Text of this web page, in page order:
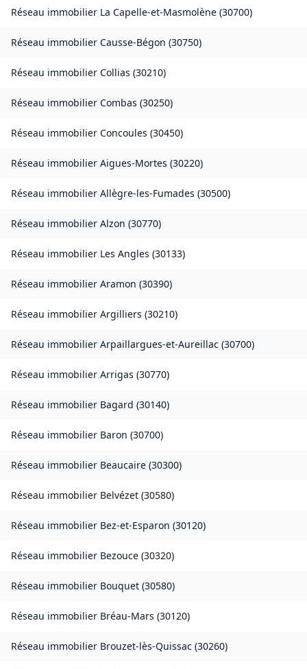
Réseau immobilier La Capelle-et-Masmolène (30700)
Réseau immobilier Causse-Bégon (30750)
Réseau immobilier Collias (30210)
Réseau immobilier Combas (30250)
Réseau immobilier Concoules (30450)
Réseau immobilier Aigues-Mortes (30220)
Réseau immobilier Allègre-les-Fumades (30500)
Réseau immobilier Alzon (30770)
Réseau immobilier Les Angles (30133)
Réseau immobilier Aramon (30390)
Réseau immobilier Argilliers (30210)
Réseau immobilier Arpaillargues-et-Aureillac (30700)
Réseau immobilier Arrigas (30770)
Réseau immobilier Bagard (30140)
Réseau immobilier Baron (30700)
Réseau immobilier Beaucaire (30300)
Réseau immobilier Belvézet (30580)
Réseau immobilier Bez-et-Esparon (30120)
Réseau immobilier Bezouce (30320)
Réseau immobilier Bouquet (30580)
Réseau immobilier Bréau-Mars (30120)
Réseau immobilier Brouzet-lès-Quissac (30260)